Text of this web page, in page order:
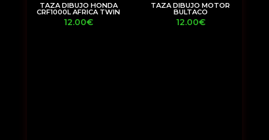
TAZA DIBUJO HONDA
CRF1000L AFRICA TWIN
12.00€
TAZA DIBUJO MOTOR
BULTACO
12.00€